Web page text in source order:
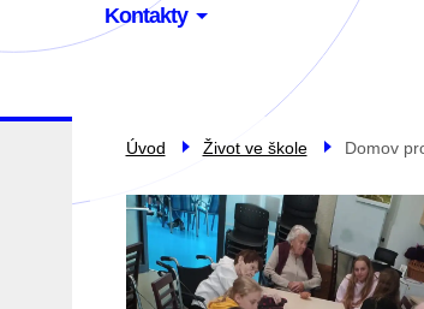
Kontakty
Úvod Život ve škole Domov